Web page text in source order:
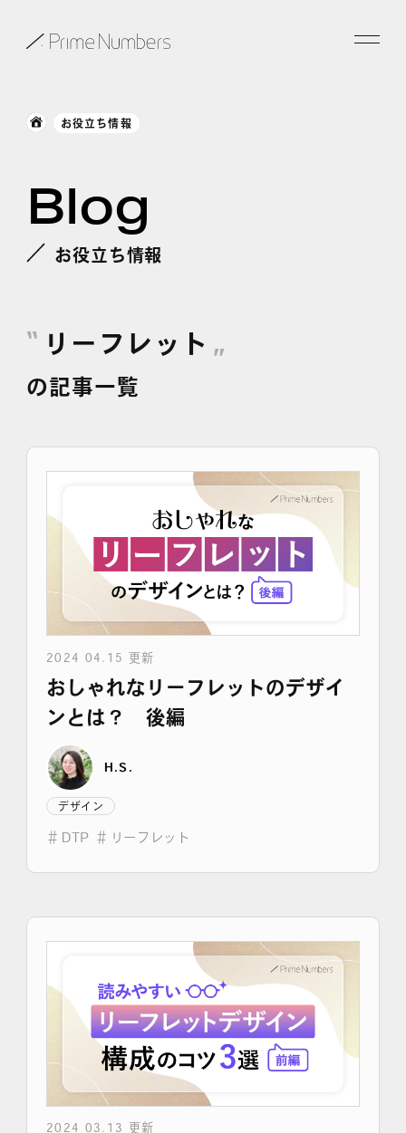
事例紹介
お役立ち情報
資料ダウンロード
セミナー申し込み
無料診断実施中
Webマーケティング用語集
お役立ち情報
Blog
お役立ち情報
リーフレット
の記事一覧
2024 04.15 更新
おしゃれなリーフレットのデザイ
ンとは？ 後編
H.S.
デザイン
＃ DTP ＃ リーフレット
2024 03.13 更新